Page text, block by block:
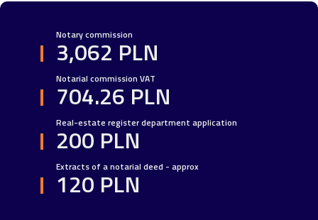
Notary commission
3,062 PLN
Notarial commission VAT
704.26 PLN
Real-estate register department application
200 PLN
Extracts of a notarial deed - approx
120 PLN